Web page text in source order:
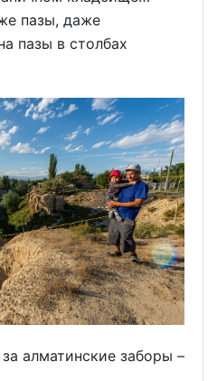
пазы, даже
пазы в столбах
алматинские заборы –